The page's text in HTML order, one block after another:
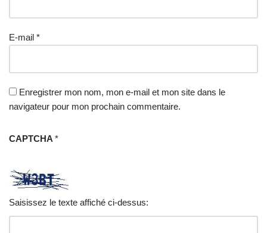
E-mail *
Enregistrer mon nom, mon e-mail et mon site dans le
navigateur pour mon prochain commentaire.
CAPTCHA *
Saisissez le texte affiché ci-dessus: